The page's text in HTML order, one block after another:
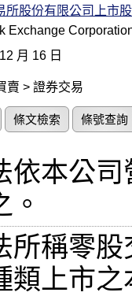
所股份有限公司上市
Exchange
月 16 日
賣 > 證券交易
條文檢索 條號查詢
依本公
。
所稱零
類上市